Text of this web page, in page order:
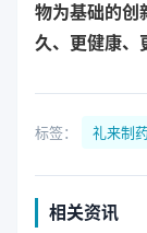
物为基础的创
久、更健康、
标签： 礼来制
相关资讯